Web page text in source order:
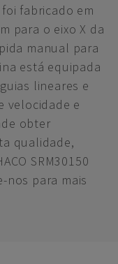
foi fabricado em
para o eixo X da
manual para
está equipada
lineares e
velocidade e
obter
qualidade,
SRM30150
nos para mais